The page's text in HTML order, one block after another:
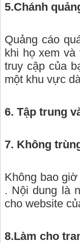
5.Chánh
Quảng cáo
khi họ xem và
truy cập của
một khu vực
6. Tập trung
7. Không
Không bao
. Nội dung là
cho website
8.Làm cho